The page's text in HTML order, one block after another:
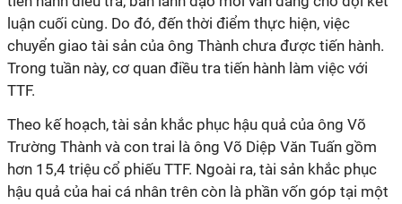
luận cuối cùng. Do đó, đến thời điểm thực hiện, việc
chuyển giao tài sản của ông Thành chưa được tiến hành.
Trong tuần này, cơ quan điều tra tiến hành làm việc với
TTF.
Theo kế hoạch, tài sản khắc phục hậu quả của ông Võ
Trường Thành và con trai là ông Võ Diệp Văn Tuấn gồm
hơn 15,4 triệu cổ phiếu TTF. Ngoài ra, tài sản khắc phục
hậu quả của hai cá nhân trên còn là phần vốn góp tại một